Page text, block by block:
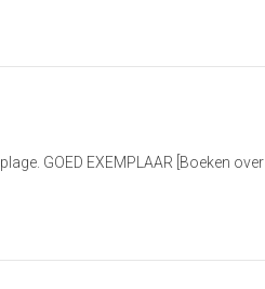
GOED EXEMPLAAR [Boeken over